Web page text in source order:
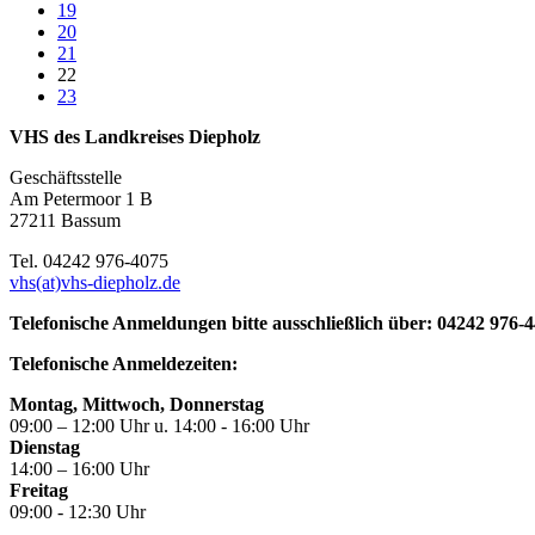
19
20
21
22
23
VHS des Landkreises Diepholz
Geschäftsstelle
Am Petermoor 1 B
27211 Bassum
Tel. 04242 976-4075
vhs(at)vhs-diepholz.de
Telefonische Anmeldungen bitte ausschließlich über: 04242 976-
Telefonische Anmeldezeiten:
Montag, Mittwoch, Donnerstag
09:00 – 12:00 Uhr u. 14:00 - 16:00 Uhr
Dienstag
14:00 – 16:00 Uhr
Freitag
09:00 - 12:30 Uhr